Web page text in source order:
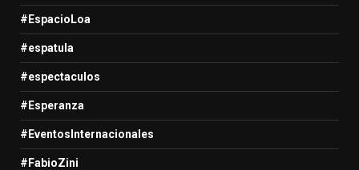
#EspacioLoa
#espatula
#espectaculos
#Esperanza
#EventosInternacionales
#FabioZini